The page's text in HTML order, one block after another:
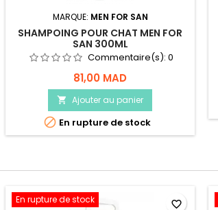
MARQUE: MEN FOR SAN
SHAMPOING POUR CHAT MEN FOR
SAN 300ML
Commentaire(s): 0
81,00 MAD
 Ajouter au panier
 En rupture de stock
En rupture de stock favorite_border